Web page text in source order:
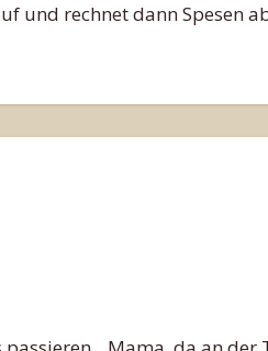
und rechnet dann Spesen